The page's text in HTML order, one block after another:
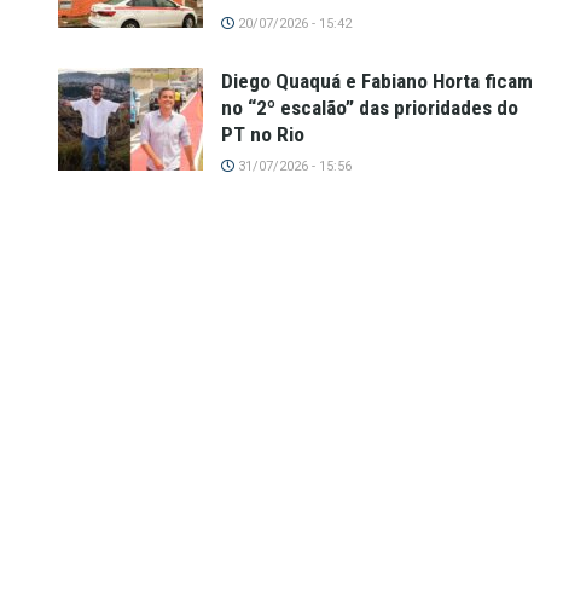
20/07/2026 - 15:42
Diego Quaquá e Fabiano Horta ficam
no “2º escalão” das prioridades do
PT no Rio
31/07/2026 - 15:56